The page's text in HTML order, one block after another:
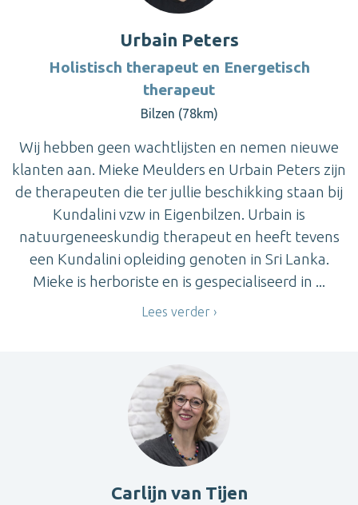
Urbain Peters
Holistisch therapeut en Energetisch
therapeut
Bilzen (78km)
Wij hebben geen wachtlijsten en nemen nieuwe
klanten aan. Mieke Meulders en Urbain Peters zijn
de therapeuten die ter jullie beschikking staan bij
Kundalini vzw in Eigenbilzen. Urbain is
natuurgeneeskundig therapeut en heeft tevens
een Kundalini opleiding genoten in Sri Lanka.
Mieke is herboriste en is gespecialiseerd in ...
Lees verder
Carlijn van Tijen